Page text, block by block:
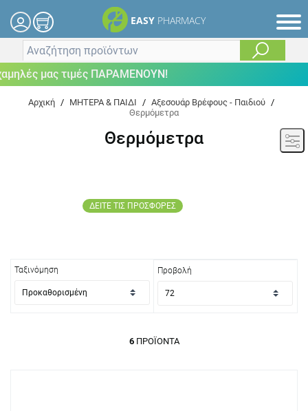
EASY PHARMACY
μας τιμές ΠΑΡΑΜΕΝΟΥΝ!
Αρχική / ΜΗΤΕΡΑ & ΠΑΙΔΙ / Αξεσουάρ Βρέφους - Παιδιού /
Θερμόμετρα
Θερμόμετρα
ΔΕΙΤΕ ΤΙΣ ΠΡΟΣΦΟΡΕΣ
Ταξινόμηση Προβολή
6ΠΡΟΪΌΝΤΑ